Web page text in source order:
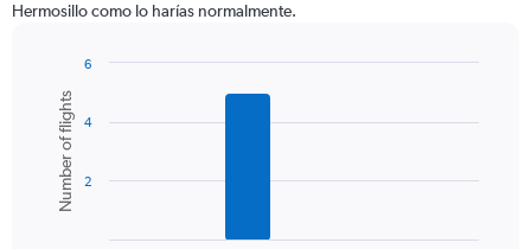
chart
axis
displaying
values.
Range:
Hermosillo como lo harías normalmente.
chart
with
bars.
The
Chart
graphic.
Number of flights 2
4
6